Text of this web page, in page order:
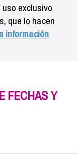
exclusivo
que lo hacen
información
FECHAS Y